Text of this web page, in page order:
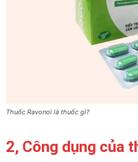
Thuốc Ravonol là thuốc gì?
2, Công dụng của